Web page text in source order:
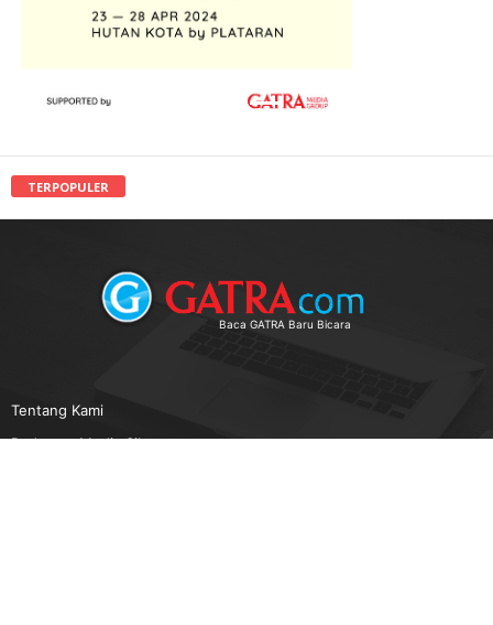
TERPOPULER
Baca GATRA Baru Bicara
Tentang Kami
Pedoman Media Siber